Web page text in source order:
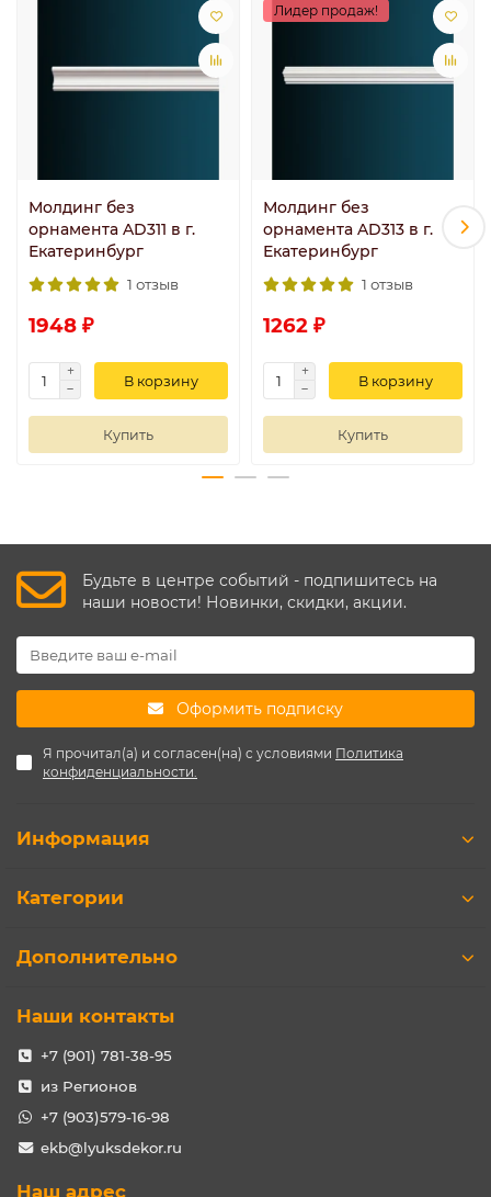
Молдинг без
орнамента AD311 в г.
Екатеринбург
1 отзыв
1948 ₽
В корзину
Купить
Лидер продаж!
Молдинг без
орнамента AD313 в г.
Екатеринбург
1 отзыв
1262 ₽
В корзину
Купить
Будьте в центре событий - подпишитесь на
наши новости! Новинки, скидки, акции.
Оформить подписку
Я прочитал(а) и согласен(на) с условиями Политика
конфиденциальности.
Информация
Категории
Дополнительно
Наши контакты
+7 (901) 781-38-95
из Регионов
+7 (903)579-16-98
ekb@lyuksdekor.ru
Наш адрес